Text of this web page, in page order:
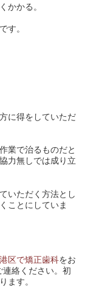
かかる。
す。
に得をしていただ
業で治るものだと
力無しでは成り立
いただく方法とし
ことにしていま
港区で矯正歯科をお
絡ください。初
ます。